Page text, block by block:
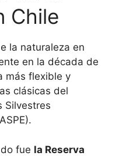
Chile
la naturaleza en
en la década de
más flexible y
clásicas del
Silvestres
fue la Reserva